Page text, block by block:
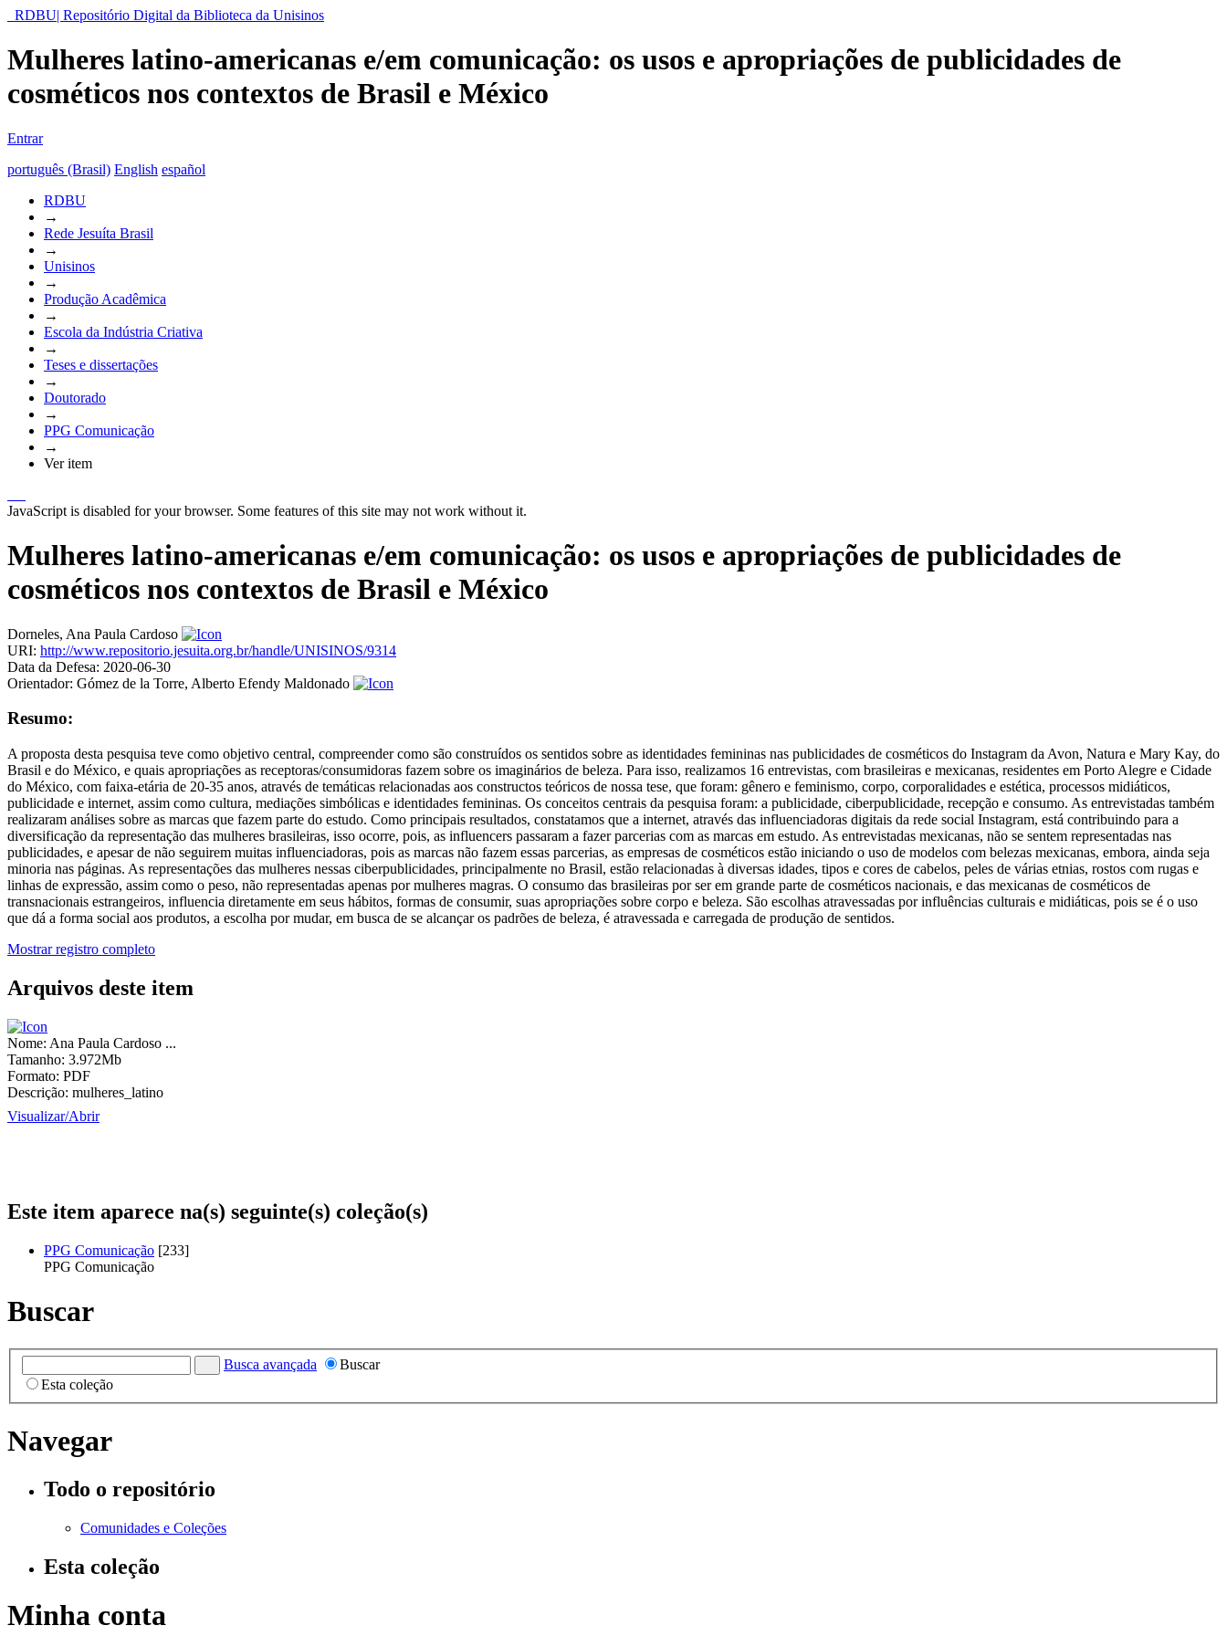
RDBU| Repositório Digital da Biblioteca da Unisinos
Mulheres latino-americanas e/em comunicação: os usos e apropriações de publicidades de
cosméticos nos contextos de Brasil e México
Entrar
português (Brasil) English español
RDBU
→
Rede Jesuíta Brasil
→
Unisinos
→
Produção Acadêmica
→
Escola da Indústria Criativa
→
Teses e dissertações
→
Doutorado
→
PPG Comunicação
→
Ver item
JavaScript is disabled for your browser. Some features of this site may not work without it.
Mulheres latino-americanas e/em comunicação: os usos e apropriações de publicidades de
cosméticos nos contextos de Brasil e México
Dorneles, Ana Paula Cardoso
URI: http://www.repositorio.jesuita.org.br/handle/UNISINOS/9314
Data da Defesa: 2020-06-30
Orientador: Gómez de la Torre, Alberto Efendy Maldonado
Resumo:
A proposta desta pesquisa teve como objetivo central, compreender como são construídos os sentidos sobre as identidades femininas nas publicidades de cosméticos do Instagram da Avon, Natura e Mary Kay, do
Brasil e do México, e quais apropriações as receptoras/consumidoras fazem sobre os imaginários de beleza. Para isso, realizamos 16 entrevistas, com brasileiras e mexicanas, residentes em Porto Alegre e Cidade
do México, com faixa-etária de 20-35 anos, através de temáticas relacionadas aos constructos teóricos de nossa tese, que foram: gênero e feminismo, corpo, corporalidades e estética, processos midiáticos,
publicidade e internet, assim como cultura, mediações simbólicas e identidades femininas. Os conceitos centrais da pesquisa foram: a publicidade, ciberpublicidade, recepção e consumo. As entrevistadas também
realizaram análises sobre as marcas que fazem parte do estudo. Como principais resultados, constatamos que a internet, através das influenciadoras digitais da rede social Instagram, está contribuindo para a
diversificação da representação das mulheres brasileiras, isso ocorre, pois, as influencers passaram a fazer parcerias com as marcas em estudo. As entrevistadas mexicanas, não se sentem representadas nas
publicidades, e apesar de não seguirem muitas influenciadoras, pois as marcas não fazem essas parcerias, as empresas de cosméticos estão iniciando o uso de modelos com belezas mexicanas, embora, ainda seja
minoria nas páginas. As representações das mulheres nessas ciberpublicidades, principalmente no Brasil, estão relacionadas à diversas idades, tipos e cores de cabelos, peles de várias etnias, rostos com rugas e
linhas de expressão, assim como o peso, não representadas apenas por mulheres magras. O consumo das brasileiras por ser em grande parte de cosméticos nacionais, e das mexicanas de cosméticos de
transnacionais estrangeiros, influencia diretamente em seus hábitos, formas de consumir, suas apropriações sobre corpo e beleza. São escolhas atravessadas por influências culturais e midiáticas, pois se é o uso
que dá a forma social aos produtos, a escolha por mudar, em busca de se alcançar os padrões de beleza, é atravessada e carregada de produção de sentidos.
Mostrar registro completo
Arquivos deste item
Nome: Ana Paula Cardoso ...
Tamanho: 3.972Mb
Formato: PDF
Descrição: mulheres_latino
Visualizar/Abrir
Este item aparece na(s) seguinte(s) coleção(s)
PPG Comunicação [233]
PPG Comunicação
Buscar
Busca avançada
Buscar
Esta coleção
Navegar
Todo o repositório
Comunidades e Coleções
Esta coleção
Minha conta